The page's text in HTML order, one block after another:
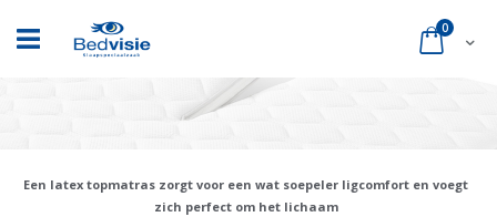
naar
de
Cart
0
Een latex topmatras zorgt voor een wat soepeler ligcomfort en voegt
zich perfect om het lichaam